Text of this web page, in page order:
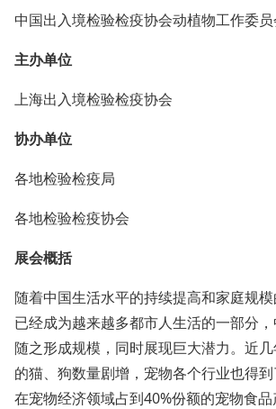
中国出入境检验检疫协会动植物工作委员
主办单位
上海出入境检验检疫协会
协办单位
各地检验检疫局
各地检验检疫协会
展会概括
随着中国生活水平的持续提高和家庭规
已经成为越来越多都市人生活的一部分
随之形成规模，同时展现巨大潜力。近
的猫、狗数量剧增，宠物各个行业也得到
在宠物经济领域占到40%份额的宠物食